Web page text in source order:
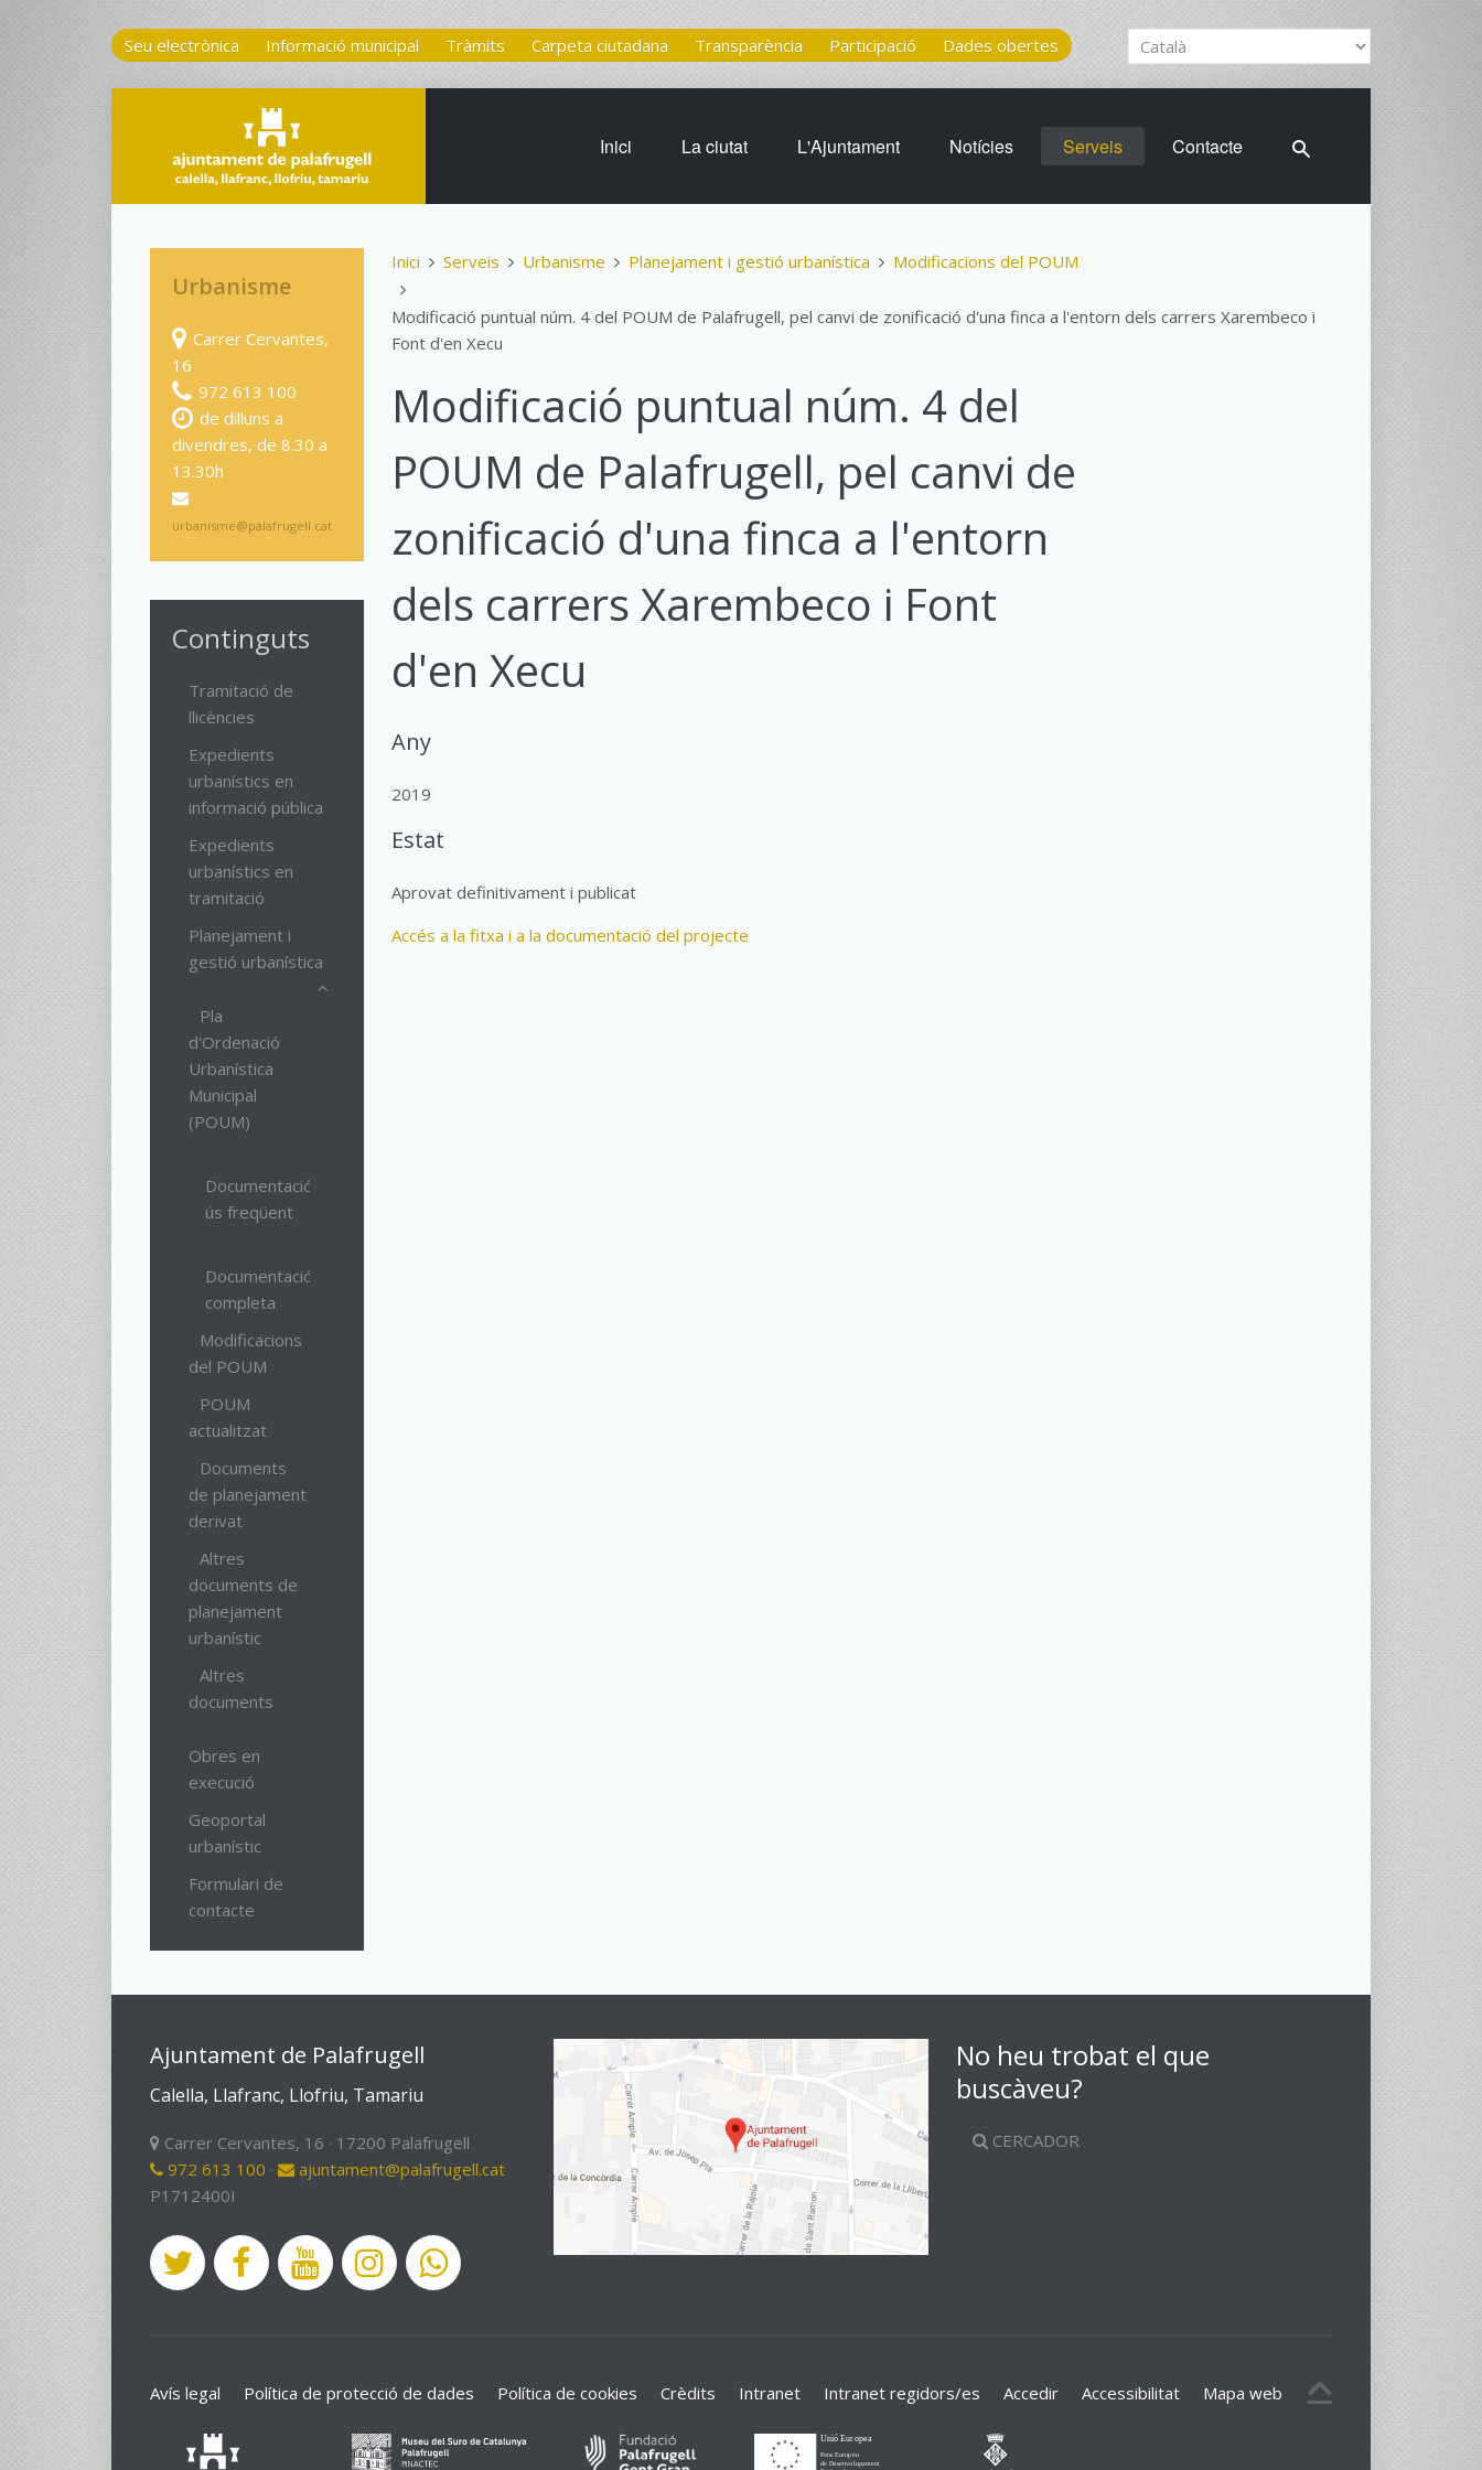
Seu electrònica Informació municipal Tràmits Carpeta ciutadana Transparència Participació Dades obertes
Inici La ciutat L'Ajuntament Notícies Serveis Contacte
Inici Serveis Urbanisme Planejament i gestió urbanística Modificacions del POUM
Modificació puntual núm. 4 del POUM de Palafrugell, pel canvi de zonificació d'una finca a l'entorn dels carrers Xarembeco i
Font d'en Xecu
Modificació puntual núm. 4 del
POUM de Palafrugell, pel canvi de
zonificació d'una finca a l'entorn
dels carrers Xarembeco i Font
d'en Xecu
Any
2019
Estat
Aprovat definitivament i publicat
Accés a la fitxa i a la documentació del projecte
Urbanisme
Carrer Cervantes,
16
972 613 100
de dilluns a
divendres, de 8.30 a
13.30h
urbanisme@palafrugell.cat
Continguts
Tramitació de
llicències
Expedients
urbanístics en
informació pública
Expedients
urbanístics en
tramitació
Planejament i
gestió urbanística
Pla
d'Ordenació
Urbanística
Municipal
(POUM)
Documentació
ús freqüent
Documentació
completa
Modificacions
del POUM
POUM
actualitzat
Documents
de planejament
derivat
Altres
documents de
planejament
urbanístic
Altres
documents
Obres en
execució
Geoportal
urbanístic
Formulari de
contacte
Ajuntament de Palafrugell
Calella, Llafranc, Llofriu, Tamariu
Carrer Cervantes, 16 · 17200 Palafrugell
972 613 100 ·
ajuntament@palafrugell.cat
P1712400I
No heu trobat el que
buscàveu?
CERCADOR
Avís legal Política de protecció de dades Política de cookies Crèdits Intranet Intranet regidors/es Accedir Accessibilitat Mapa web